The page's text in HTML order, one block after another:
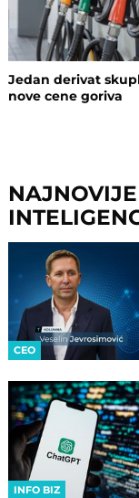
Jedan derivat
nove cene goriva
CEO
INFO BIZ